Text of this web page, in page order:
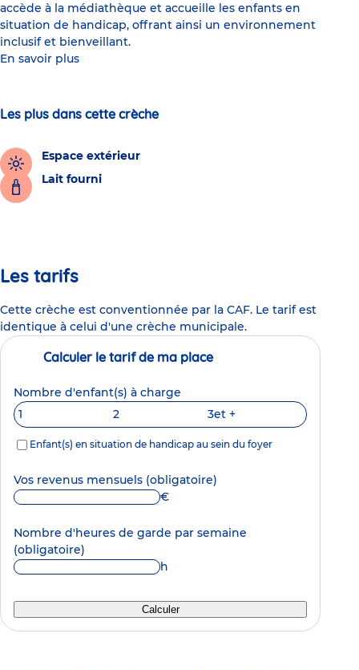
accède à la médiathèque et accueille les enfants en
situation de handicap, offrant ainsi un environnement
inclusif et bienveillant.
En savoir plus
Les plus dans cette crèche
Espace extérieur
Lait fourni
Les tarifs
Cette crèche est conventionnée par la CAF. Le tarif est
identique à celui d'une crèche municipale.
Calculer le tarif de ma place
Nombre d'enfant(s) à charge
1
2 3et +
Enfant(s) en situation de handicap au sein du foyer
Vos revenus mensuels (obligatoire)
€
Nombre d'heures de garde par semaine
(obligatoire)
h
Calculer